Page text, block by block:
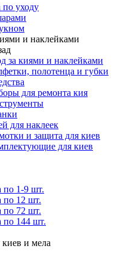
по уходу
и наклейками
за киями и наклейками
полотенца и губки
для ремонта кия
для наклеек
и защита для киев
для киев
по 1-9 шт.
по 12 шт.
по 72 шт.
по 144 шт.
и мела